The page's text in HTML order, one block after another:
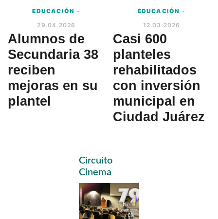
EDUCACIÓN -
29.04.2026
Alumnos de
Secundaria 38
reciben
mejoras en su
plantel
EDUCACIÓN -
12.03.2026
Casi 600
planteles
rehabilitados
con inversión
municipal en
Ciudad Juárez
Primary
Sidebar
Circuito
Cinema